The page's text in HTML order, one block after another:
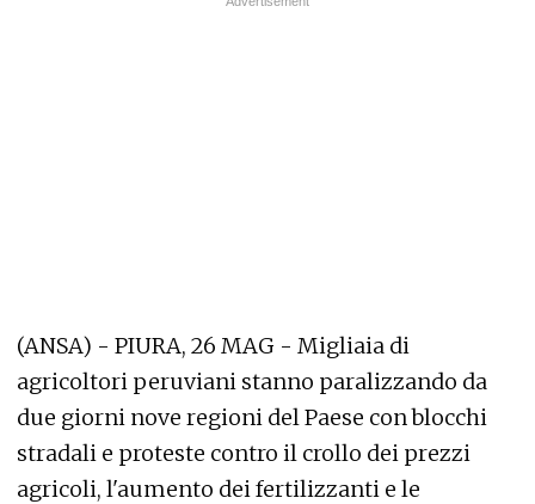
(ANSA) - PIURA, 26 MAG - Migliaia di
agricoltori peruviani stanno paralizzando da
due giorni nove regioni del Paese con blocchi
stradali e proteste contro il crollo dei prezzi
agricoli, l'aumento dei fertilizzanti e le